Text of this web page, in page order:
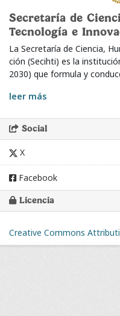
Secretaría de
Tecnología e
La Secretaría de Ciencia,
ción (Secihti) es la
2030) que formula y
leer más
Social
X
Facebook
Licencia
Creative Commons